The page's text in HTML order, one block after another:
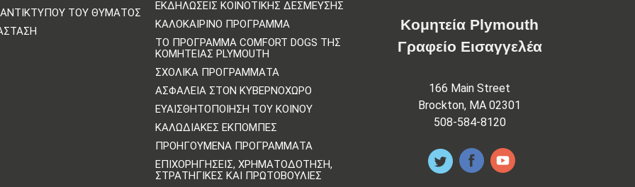
ΤΟΥ ΘΎΜΑΤΟΣ
ΕΚΔΗΛΏΣΕΙΣ ΚΟΙΝΟΤΙΚΉΣ ΔΈΣΜΕΥΣΗΣ
ΚΑΛΟΚΑΙΡΙΝΌ ΠΡΌΓΡΑΜΜΑ
ΤΟ ΠΡΌΓΡΑΜΜΑ COMFORT DOGS ΤΗΣ
ΚΟΜΗΤΕΊΑΣ PLYMOUTH
ΣΧΟΛΙΚΆ ΠΡΟΓΡΆΜΜΑΤΑ
ΑΣΦΆΛΕΙΑ ΣΤΟΝ ΚΥΒΕΡΝΟΧΏΡΟ
ΕΥΑΙΣΘΗΤΟΠΟΊΗΣΗ ΤΟΥ ΚΟΙΝΟΎ
ΚΑΛΩΔΙΑΚΈΣ ΕΚΠΟΜΠΈΣ
ΠΡΟΗΓΟΎΜΕΝΑ ΠΡΟΓΡΆΜΜΑΤΑ
ΕΠΙΧΟΡΗΓΉΣΕΙΣ, ΧΡΗΜΑΤΟΔΌΤΗΣΗ,
ΣΤΡΑΤΗΓΙΚΈΣ ΚΑΙ ΠΡΩΤΟΒΟΥΛΊΕΣ
Κομητεία Plymouth
Γραφείο Εισαγγελέα
166 Main Street
Brockton, MA 02301
508-584-8120